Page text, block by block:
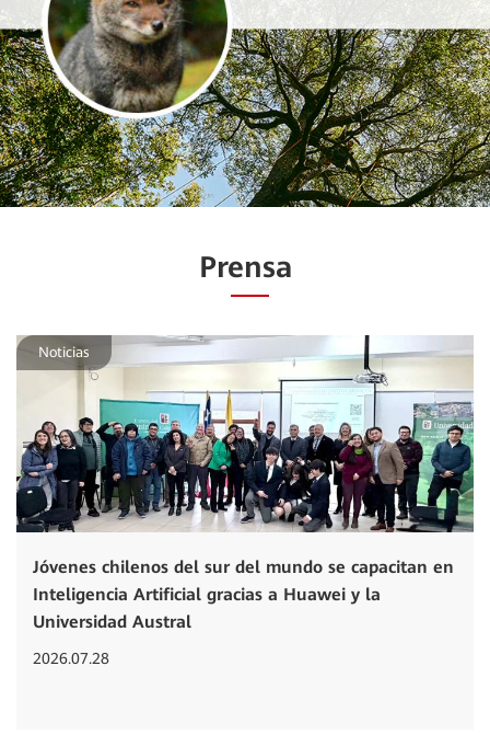
Prensa
Noticias
Jóvenes chilenos del sur del mundo se capacitan en
Inteligencia Artificial gracias a Huawei y la
Universidad Austral
2026.07.28